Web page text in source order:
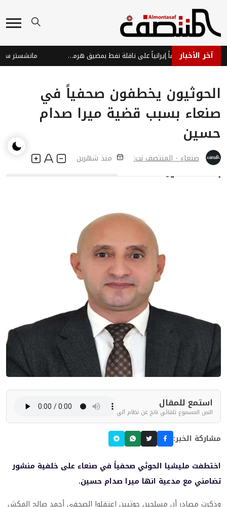
آخر الأخبار الإمارات تدين هجوماً إيرانياً على ناقلة نفط بمضيق هرمز وتؤكد تهديده لأمن الطاقة العالمي
الحوثيون يخطفون صحفياً في
صنعاء بسبب قضية ميرا صدام
حسين
صنعاء - المنتصف نت: منذ شهرين
استمع للمقال
النص المسموع تلقائي ناتج عن نظام آلي
مشاركة الخبر:
اختطفت مليشيا الحوثي صحفياً في صنعاء على خلفية منشور
تضامني مع مدعية انها ميرا صدام حسين.
وذكرت مصادر أن مسلحين حوثيين اعتقلوا الصحفي أحمد صالح المكش